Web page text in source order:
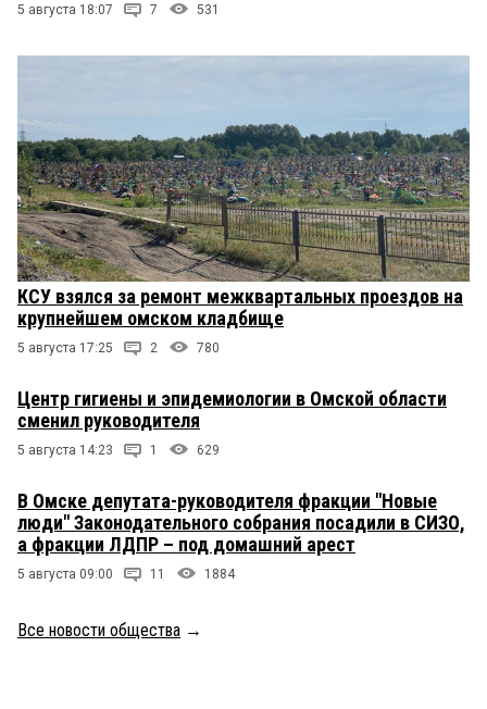
5 августа 18:07 7 531
КСУ взялся за ремонт межквартальных проездов на
крупнейшем омском кладбище
5 августа 17:25 2 780
Центр гигиены и эпидемиологии в Омской области
сменил руководителя
5 августа 14:23 1 629
В Омске депутата-руководителя фракции "Новые
люди" Законодательного собрания посадили в СИЗО,
а фракции ЛДПР – под домашний арест
5 августа 09:00 11 1884
Все новости общества →